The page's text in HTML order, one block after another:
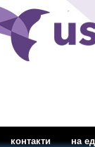
контакти на